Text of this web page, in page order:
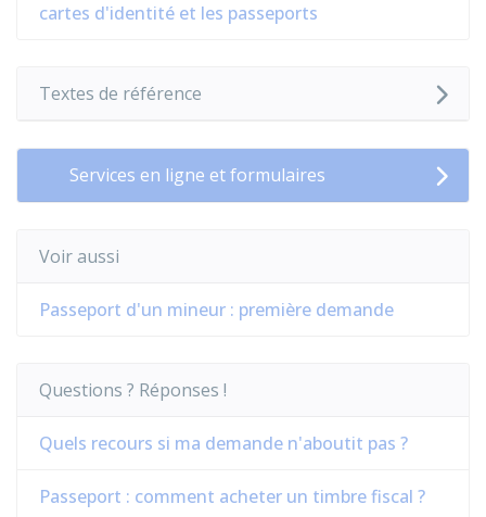
cartes d'identité et les passeports
Textes de référence
Services en ligne et formulaires
Voir aussi
Passeport d'un mineur : première demande
Questions ? Réponses !
Quels recours si ma demande n'aboutit pas ?
Passeport : comment acheter un timbre fiscal ?